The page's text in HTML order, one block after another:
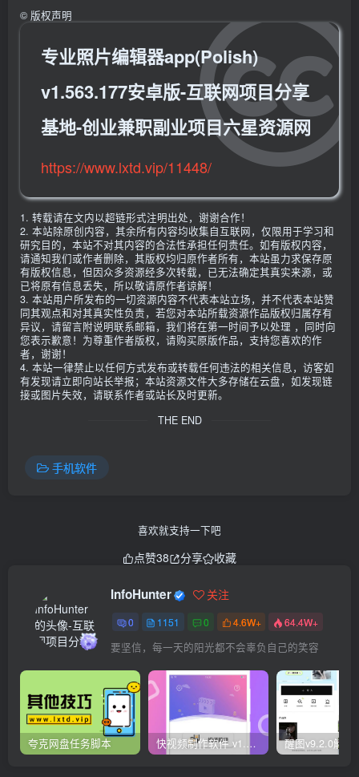
© 版权声明
专业照片编辑器app(Polish)
v1.563.177安卓版-互联网项目分享
基地-创业兼职副业项目六星资源网
https://www.lxtd.vip/11448/
1. 转载请在文内以超链形式注明出处，谢谢合作！
2. 本站除原创内容，其余所有内容均收集自互联网，仅限用于学习和
研究目的，本站不对其内容的合法性承担任何责任。如有版权内容，
请通知我们或作者删除，其版权均归原作者所有，本站虽力求保存原
有版权信息，但因众多资源经多次转载，已无法确定其真实来源，或
已将原有信息丢失，所以敬请原作者谅解！
3. 本站用户所发布的一切资源内容不代表本站立场，并不代表本站赞
同其观点和对其真实性负责，若您对本站所载资源作品版权归属存有
异议，请留言附说明联系邮箱，我们将在第一时间予以处理 ，同时向
您表示歉意！为尊重作者版权，请购买原版作品，支持您喜欢的作
者，谢谢！
4. 本站一律禁止以任何方式发布或转载任何违法的相关信息，访客如
有发现请立即向站长举报；本站资源文件大多存储在云盘，如发现链
接或图片失效，请联系作者或站长及时更新。
THE END
手机软件
喜欢就支持一下吧
点赞38 分享 收藏
InfoHunter 关注
0 1151 0 4.6W+ 64.4W+
要坚信，每一天的阳光都不会辜负自己的笑容
夸克网盘任务脚本 快视频制作软件 v1.1.1安卓版